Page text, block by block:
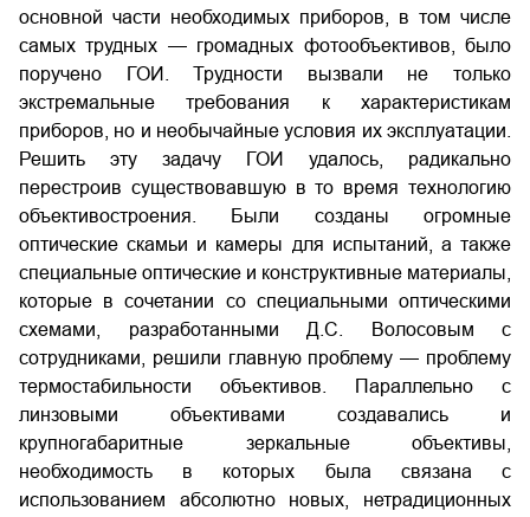
основной части необходимых приборов, в том числе
самых трудных — громадных фотообъективов, было
поручено ГОИ. Трудности вызвали не только
экстремальные требования к характеристикам
приборов, но и необычайные условия их эксплуатации.
Решить эту задачу ГОИ удалось, радикально
перестроив существовавшую в то время технологию
объективостроения. Были созданы огромные
оптические скамьи и камеры для испытаний, а также
специальные оптические и конструктивные материалы,
которые в сочетании со специальными оптическими
схемами, разработанными Д.С. Волосовым с
сотрудниками, решили главную проблему — проблему
термостабильности объективов. Параллельно с
линзовыми объективами создавались и
крупногабаритные зеркальные объективы,
необходимость в которых была связана с
использованием абсолютно новых, нетрадиционных